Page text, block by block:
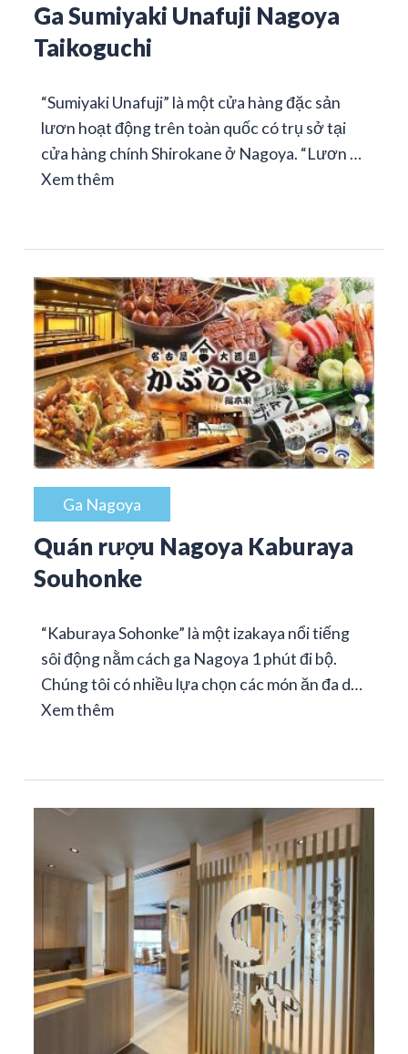
Ga Sumiyaki Unafuji Nagoya
Taikoguchi
“Sumiyaki Unafuji” là một cửa hàng đặc sản
lươn hoạt động trên toàn quốc có trụ sở tại
cửa hàng chính Shirokane ở Nagoya. “Lươn …
Xem thêm
Ga Nagoya
Quán rượu Nagoya Kaburaya
Souhonke
“Kaburaya Sohonke” là một izakaya nổi tiếng
sôi động nằm cách ga Nagoya 1 phút đi bộ.
Chúng tôi có nhiều lựa chọn các món ăn đa d…
Xem thêm